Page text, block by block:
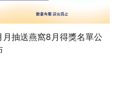
月抽送燕窩8月得獎名單公